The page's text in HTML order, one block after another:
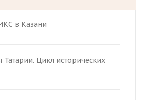
в Казани
Цикл исторических